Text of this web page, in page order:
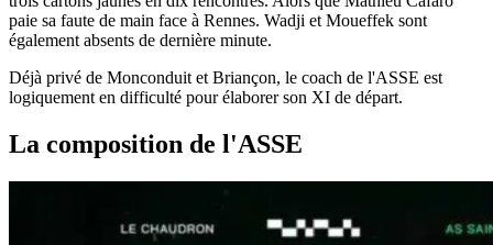
paie sa faute de main face à Rennes. Wadji et Moueffek sont
également absents de dernière minute.
Déjà privé de Monconduit et Briançon, le coach de l'ASSE est
logiquement en difficulté pour élaborer son XI de départ.
La composition de l'ASSE